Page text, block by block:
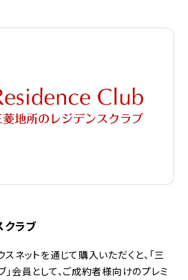
クラブ
ネットを通じて購入いただくと、「三
会員として、ご成約者様向けのプレミ